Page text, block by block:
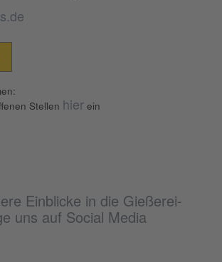
Stellen hier ein
Einblicke in die Gießerei-
uns auf Social Media